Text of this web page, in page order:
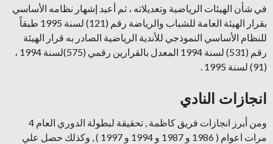
في شأن الهيئات الرياضية وتعديلاته ، ثم أعيد إشهار نظامه الأساسي
بقرار الهيئة العامة للشباب والرياضة رقم (121) لسنة 1995 طبقاً
للنظام الأساسي النموذجي للأندية الرياضية الصادر به قرار الهيئة
رقم (531) لسنة 1994 المعدل بالقرارين رقمي (575)لسنة 1994 ،
(91) لسنة 1995 .
انجازات النادي
ومن أبرز انجازات فريق كاظمة , تحقيقة لبطولة الدوري العام 4
مرات اعوام ( 1986 و 1987 و 1994 و 1997 ) , وكذلك حصل علي